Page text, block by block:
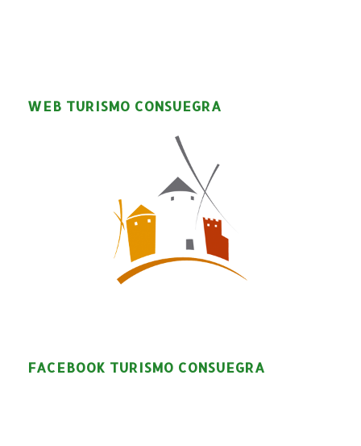
WEB TURISMO CONSUEGRA
FACEBOOK TURISMO CONSUEGRA